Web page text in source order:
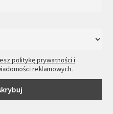
politykę prywatności i
reklamowych.